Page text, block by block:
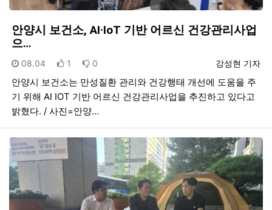
안양시 보건소, AI·IoT 기반 어르신 건강관리사업
으…
등록자
강성현 기자
등록일
08.04 추천
1 비추천
0
안양시 보건소는 만성질환 관리와 건강행태 개선에 도움을 주
기 위해 AI IOT 기반 어르신 건강관리사업을 추진하고 있다고
밝혔다. / 사진=안양…